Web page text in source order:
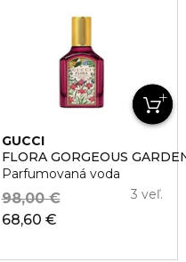
GUCCI
FLORA GORGEOUS
Parfumovaná voda
68,60 €
98,00 € 3 veľ.